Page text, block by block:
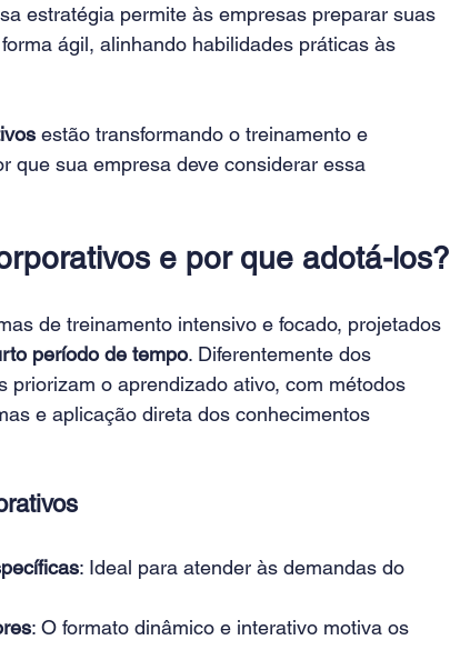
estratégia permite às empresas preparar suas
ágil, alinhando habilidades práticas às
estão transformando o treinamento e
que sua empresa deve considerar essa
e por que adotá-los?
de treinamento intensivo e focado, projetados
período de tempo. Diferentemente dos
priorizam o aprendizado ativo, com métodos
e aplicação direta dos conhecimentos
: Ideal para atender às demandas do
: O formato dinâmico e interativo motiva os